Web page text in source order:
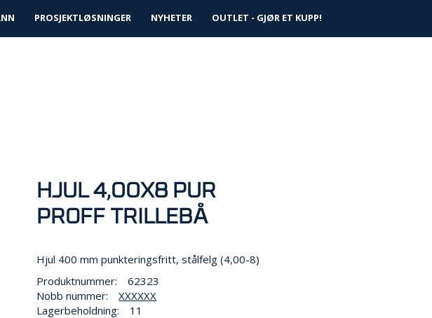
Logg inn Infosenter Favoritter
PROSJEKTLØSNINGER NYHETER OUTLET - GJØR ET KUPP!
HJUL 4,00X8 PUR
PROFF TRILLEBÅ
Hjul 400 mm punkteringsfritt, stålfelg (4,00-8)
Produktnummer:
62323
Nobb nummer:
XXXXXX
Lagerbeholdning:
11